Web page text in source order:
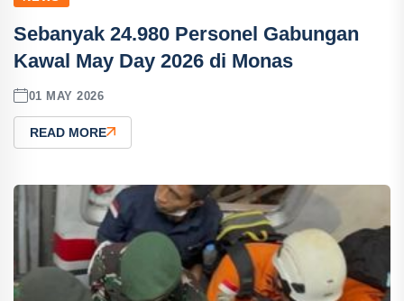
Sebanyak 24.980 Personel Gabungan
Kawal May Day 2026 di Monas
01 MAY 2026
READ MORE